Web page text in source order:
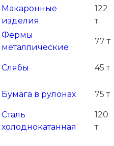
Макаронные
изделия
122
т
Фермы
металлические
77 т
Слябы 45 т
Бумага в рулонах 75 т
Сталь
холоднокатанная
120
т